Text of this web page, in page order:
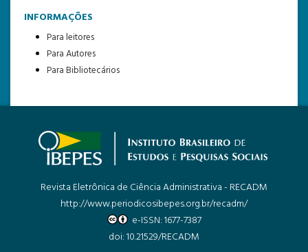
INFORMAÇÕES
Para leitores
Para Autores
Para Bibliotecários
Revista Eletrônica de Ciência Administrativa - RECADM
http://www.periodicosibepes.org.br/recadm/
e-ISSN: 1677-7387
doi: 10.21529/RECADM